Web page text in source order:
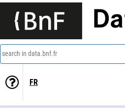
search in data.bnf.fr
FR